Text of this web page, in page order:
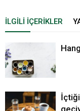
İLGILI İÇERIKLER